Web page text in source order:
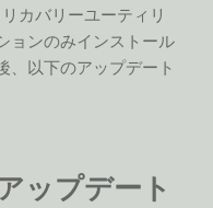
カバリーユーティリ
ョンのみインストール
、以下のアップデート
ップデート